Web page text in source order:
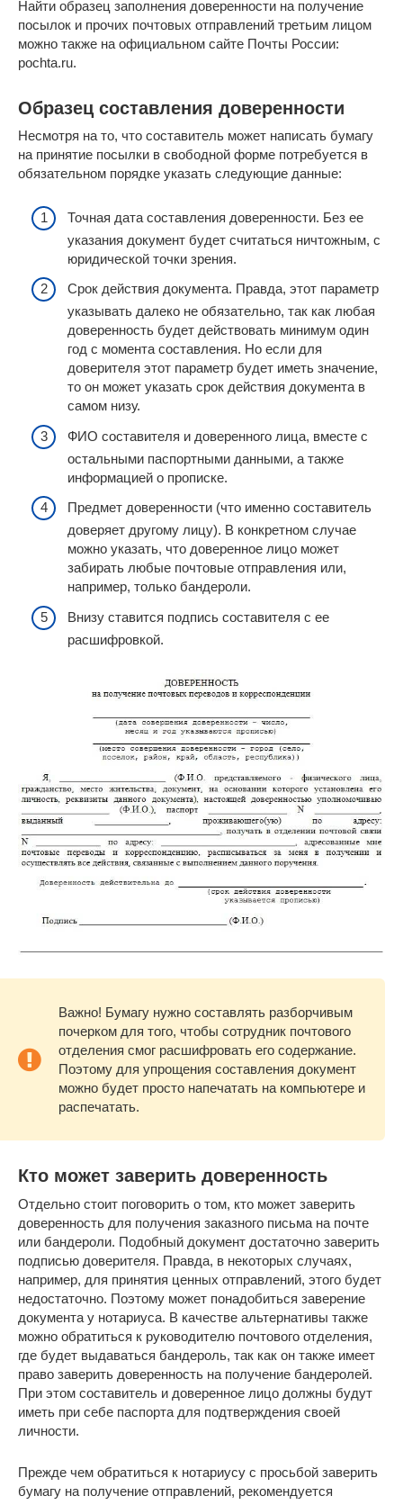
Найти образец заполнения доверенности на получение
посылок и прочих почтовых отправлений третьим лицом
можно также на официальном сайте Почты России:
pochta.ru.
Образец составления доверенности
Несмотря на то, что составитель может написать бумагу
на принятие посылки в свободной форме потребуется в
обязательном порядке указать следующие данные:
Точная дата составления доверенности. Без ее
указания документ будет считаться ничтожным, с
юридической точки зрения.
Срок действия документа. Правда, этот параметр
указывать далеко не обязательно, так как любая
доверенность будет действовать минимум один
год с момента составления. Но если для
доверителя этот параметр будет иметь значение,
то он может указать срок действия документа в
самом низу.
ФИО составителя и доверенного лица, вместе с
остальными паспортными данными, а также
информацией о прописке.
Предмет доверенности (что именно составитель
доверяет другому лицу). В конкретном случае
можно указать, что доверенное лицо может
забирать любые почтовые отправления или,
например, только бандероли.
Внизу ставится подпись составителя с ее
расшифровкой.
Важно! Бумагу нужно составлять разборчивым
почерком для того, чтобы сотрудник почтового
отделения смог расшифровать его содержание.
Поэтому для упрощения составления документ
можно будет просто напечатать на компьютере и
распечатать.
Кто может заверить доверенность
Отдельно стоит поговорить о том, кто может заверить
доверенность для получения заказного письма на почте
или бандероли. Подобный документ достаточно заверить
подписью доверителя. Правда, в некоторых случаях,
например, для принятия ценных отправлений, этого будет
недостаточно. Поэтому может понадобиться заверение
документа у нотариуса. В качестве альтернативы также
можно обратиться к руководителю почтового отделения,
где будет выдаваться бандероль, так как он также имеет
право заверить доверенность на получение бандеролей.
При этом составитель и доверенное лицо должны будут
иметь при себе паспорта для подтверждения своей
личности.
Прежде чем обратиться к нотариусу с просьбой заверить
бумагу на получение отправлений, рекомендуется